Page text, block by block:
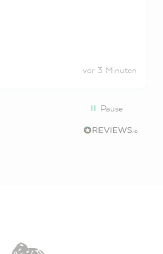
vor 3 Minuten
Pause